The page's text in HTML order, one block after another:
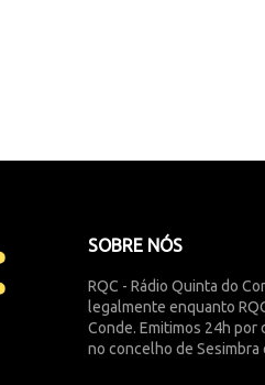
SOBRE NÓS
RQC - Rádio Quinta do
legalmente enquanto
Conde. Emitimos 24h por
no concelho de